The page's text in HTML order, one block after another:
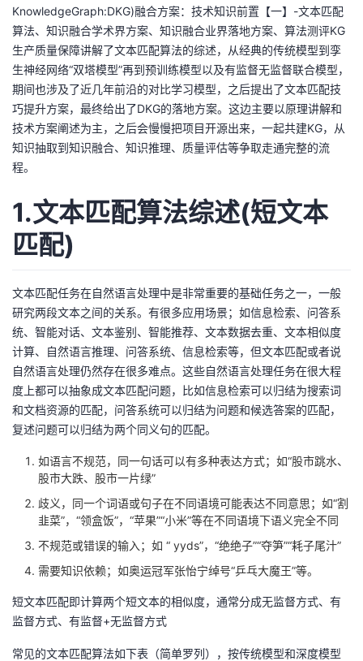
动
关
注
的
开
发
者
学
我
的
课
程
我
的
认
证
我
的
实
我
的
藏
我
的
Programs
我
的
支
持
我
的
技
术
支
持
我
的
云
声
建
KnowledgeGraph:DKG)融合方案：技术知识前置【一】-文本匹配
算法、知识融合学术界方案、知识融合业界落地方案、算法测评KG
生产质量保障讲解了文本匹配算法的综述，从经典的传统模型到孪
生神经网络“双塔模型”再到预训练模型以及有监督无监督联合模型，
期间也涉及了近几年前沿的对比学习模型，之后提出了文本匹配技
巧提升方案，最终给出了DKG的落地方案。这边主要以原理讲解和
技术方案阐述为主，之后会慢慢把项目开源出来，一起共建KG，从
知识抽取到知识融合、知识推理、质量评估等争取走通完整的流
程。
1.文本匹配算法综述(短文本
匹配)
文本匹配任务在自然语言处理中是非常重要的基础任务之一，一般
研究两段文本之间的关系。有很多应用场景；如信息检索、问答系
统、智能对话、文本鉴别、智能推荐、文本数据去重、文本相似度
计算、自然语言推理、问答系统、信息检索等，但文本匹配或者说
自然语言处理仍然存在很多难点。这些自然语言处理任务在很大程
度上都可以抽象成文本匹配问题，比如信息检索可以归结为搜索词
和文档资源的匹配，问答系统可以归结为问题和候选答案的匹配，
复述问题可以归结为两个同义句的匹配。
如语言不规范，同一句话可以有多种表达方式；如“股市跳水、
股市大跌、股市一片绿”
歧义，同一个词语或句子在不同语境可能表达不同意思；如“割
韭菜”，“领盒饭”，“苹果”“小米”等在不同语境下语义完全不同
不规范或错误的输入；如 “ yyds”，“绝绝子”“夺笋”“耗子尾汁”
需要知识依赖；如奥运冠军张怡宁绰号“乒乓大魔王”等。
短文本匹配即计算两个短文本的相似度，通常分成无监督方式、有
监督方式、有监督+无监督方式
常见的文本匹配算法如下表（简单罗列），按传统模型和深度模型